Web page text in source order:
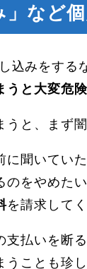
」など
込みをする
と大変危険
うと、まず
に聞いてい
のをやめた
を請求して
支払いを断
ことも珍し